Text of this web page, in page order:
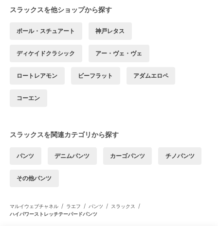
スラックスを他ショップから探す
ポール・スチュアート 神戸レタス
ディケイドクラシック アー・ヴェ・ヴェ
ロートレアモン ビーフラット アダムエロペ
コーエン
スラックスを関連カテゴリから探す
パンツ デニムパンツ カーゴパンツ チノパンツ
その他パンツ
マルイウェブチャネル / ラエフ / パンツ / スラックス /
ハイパワーストレッチテーパードパンツ